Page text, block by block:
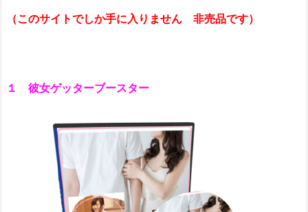
（このサイトでしか手に入りません 非売品です）
１ 彼女ゲッターブースター